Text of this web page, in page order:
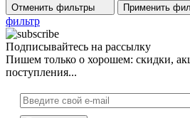
Отменить фильтры
фильтр
Подписывайтесь на рассылку
Пишем только о хорошем: скидки,
поступления...